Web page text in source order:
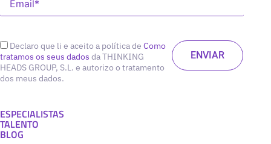
Declaro que li e aceito a política de Como
tratamos os seus dados da THINKING
HEADS GROUP, S.L. e autorizo o tratamento
dos meus dados.
ESPECIALISTAS
TALENTO
BLOG